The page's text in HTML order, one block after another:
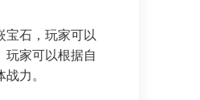
宝石，玩家可以
玩家可以根据自
力。